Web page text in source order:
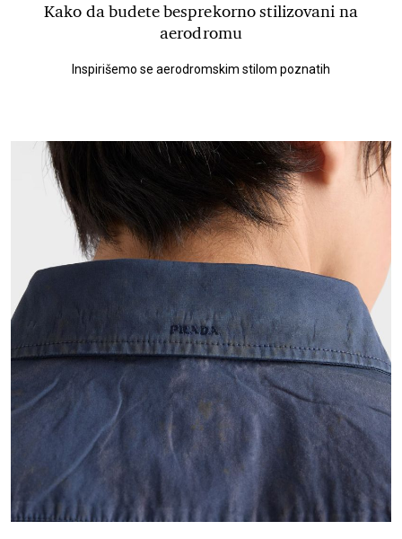
Kako da budete besprekorno stilizovani na
aerodromu
Inspirišemo se aerodromskim stilom poznatih